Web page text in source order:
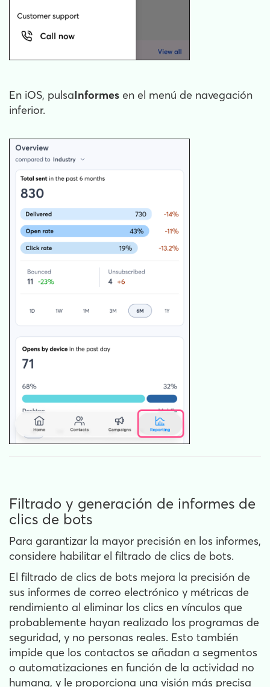
En iOS, pulsaInformes en el menú de navegación
inferior.
Filtrado y generación de informes de
clics de bots
Para garantizar la mayor precisión en los informes,
considere habilitar el filtrado de clics de bots.
El filtrado de clics de bots mejora la precisión de
sus informes de correo electrónico y métricas de
rendimiento al eliminar los clics en vínculos que
probablemente hayan realizado los programas de
seguridad, y no personas reales. Esto también
impide que los contactos se añadan a segmentos
o automatizaciones en función de la actividad no
humana, y le proporciona una visión más precisa